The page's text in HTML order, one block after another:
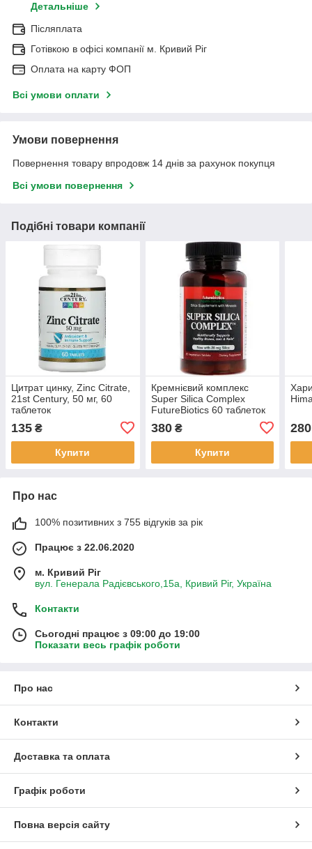
Детальніше
Післяплата
Готівкою в офісі компанії м. Кривий Ріг
Оплата на карту ФОП
Всі умови оплати
Умови повернення
Повернення товару впродовж 14 днів за рахунок покупця
Всі умови повернення
Подібні товари компанії
Цитрат цинку, Zinc Citrate,
21st Century, 50 мг, 60
таблеток
135 ₴
Купити
Кремнієвий комплекс
Super Silica Complex
FutureBiotics 60 таблеток
380₴
Купити
280
Про нас
100% позитивних з 755 відгуків за рік
Працює з 22.06.2020
м. Кривий Ріг
вул. Генерала Радієвського,15а, Кривий Ріг, Україна
Контакти
Сьогодні працює з 09:00 до 19:00
Показати весь графік роботи
Про нас
Контакти
Доставка та оплата
Графік роботи
Повна версія сайту